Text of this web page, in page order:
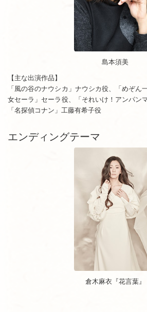
島本須美
【主な出演作品】
「風の谷のナウシカ」ナウシカ役、「めぞん
女セーラ」セーラ役、「それいけ！アンパン
「名探偵コナン」工藤有希子役
エンディングテーマ
倉木麻衣『花言葉』